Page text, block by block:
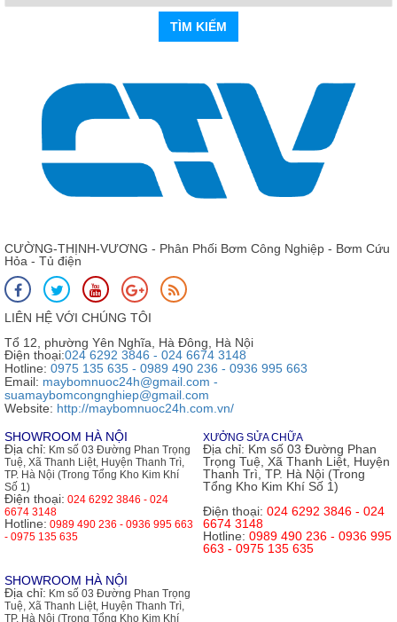
TÌM KIẾM
CƯỜNG-THỊNH-VƯƠNG - Phân Phối Bơm Công Nghiệp - Bơm Cứu
Hỏa - Tủ điện
LIÊN HỆ VỚI CHÚNG TÔI
Tổ 12, phường Yên Nghĩa, Hà Đông, Hà Nội
Điện thoại:024 6292 3846 - 024 6674 3148
Hotline: 0975 135 635 - 0989 490 236 - 0936 995 663
Email: maybomnuoc24h@gmail.com -
suamaybomcongnghiep@gmail.com
Website: http://maybomnuoc24h.com.vn/
SHOWROOM HÀ NỘI
Địa chỉ: Km số 03 Đường Phan Trọng
Tuệ, Xã Thanh Liệt, Huyện Thanh Trì,
TP. Hà Nội (Trong Tổng Kho Kim Khí
Số 1)
Điện thoại: 024 6292 3846 - 024
6674 3148
Hotline: 0989 490 236 - 0936 995 663
- 0975 135 635
XƯỞNG SỬA CHỮA
Địa chỉ: Km số 03 Đường Phan
Trọng Tuệ, Xã Thanh Liệt, Huyện
Thanh Trì, TP. Hà Nội (Trong
Tổng Kho Kim Khí Số 1)
Điện thoại: 024 6292 3846 - 024
6674 3148
Hotline: 0989 490 236 - 0936 995
663 - 0975 135 635
SHOWROOM HÀ NỘI
Địa chỉ: Km số 03 Đường Phan Trọng
Tuệ, Xã Thanh Liệt, Huyện Thanh Trì,
TP. Hà Nội (Trong Tổng Kho Kim Khí